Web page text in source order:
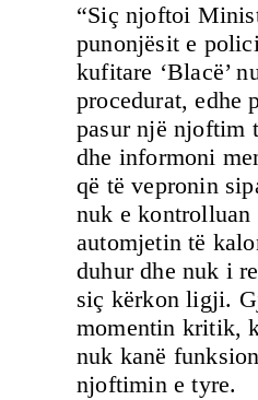
“Siç njoftoi
punonjësit e
kufitare ‘Blacë’
procedurat, edhe
pasur një njoftim
dhe informoni
që të vepronin
nuk e
automjetin të
duhur dhe nuk i
siç kërkon ligji.
momentin kritik,
nuk kanë
njoftimin e tyre.